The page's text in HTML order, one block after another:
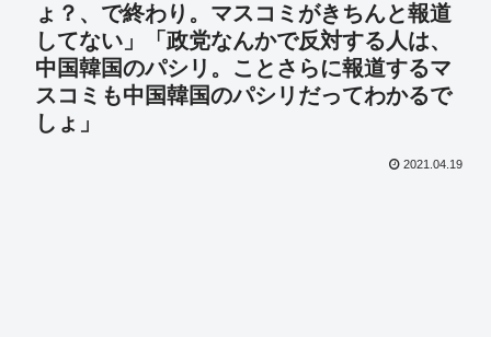
ょ？、で終わり。マスコミがきちんと報道
してない」「政党なんかで反対する人は、
中国韓国のパシリ。ことさらに報道するマ
スコミも中国韓国のパシリだってわかるで
しょ」
2021.04.19